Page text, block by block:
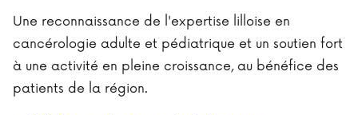
Une reconnaissance de l'expertise lilloise en
cancérologie adulte et pédiatrique et un soutien fort
à une activité en pleine croissance, au bénéfice des
patients de la région.